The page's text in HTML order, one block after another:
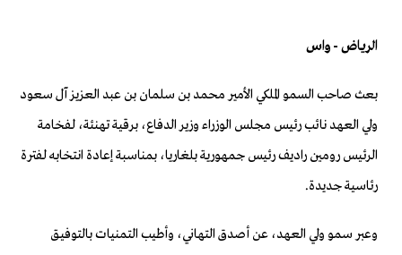
الرياض - واس
بعث صاحب السمو الملكي الأمير محمد بن سلمان بن عبد العزيز آل سعود
ولي العهد نائب رئيس مجلس الوزراء وزير الدفاع، برقية تهنئة، لفخامة
الرئيس رومين راديف رئيس جمهورية بلغاريا، بمناسبة إعادة انتخابه لفترة
رئاسية جديدة.
وعبر سمو ولي العهد، عن أصدق التهاني، وأطيب التمنيات بالتوفيق